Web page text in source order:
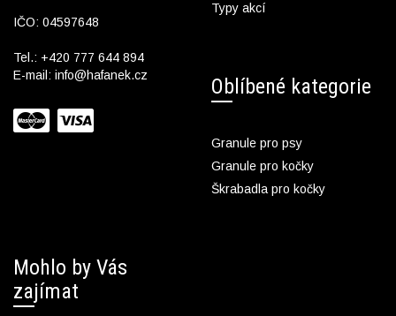
IČO: 04597648
Tel.: +420 777 644 894
E-mail: info@hafanek.cz
Typy akcí
Oblíbené kategorie
Granule pro psy
Granule pro kočky
Škrabadla pro kočky
Mohlo by Vás
zajímat